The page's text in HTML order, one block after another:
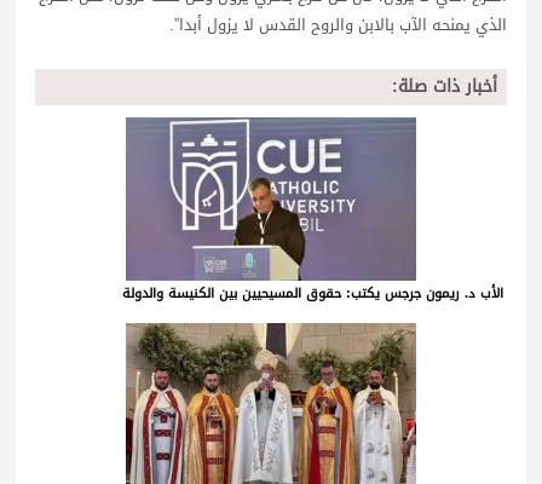
الذي يمنحه الآب بالابن والروح القدس لا يزول أبدا”.
أخبار ذات صلة:
الأب د. ريمون جرجس يكتب: حقوق المسيحيين بين الكنيسة والدولة